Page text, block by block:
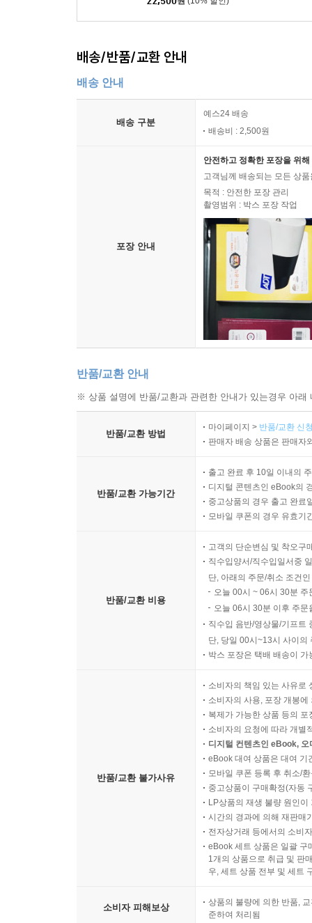
배송/반품/교환 안내
배송 안내
배송 구분
예스24 배송
배송비 : 2,500원
포장 안내
안전하고 정확한 포장을 위
고객님께 배송되는 모든 상
목적 : 안전한 포장 관리
촬영범위 : 박스 포장 작업
반품/교환 안내
※ 상품 설명에 반품/교환과 관련한 안내가 있는경우 아
반품/교환 방법
마이페이지 > 반품/교환 신
판매자 배송 상품은 판매자
반품/교환 가능기간
출고 완료 후 10일 이내의
디지털 콘텐츠인 eBook의
중고상품의 경우 출고 완료
모바일 쿠폰의 경우 유효기
반품/교환 비용
고객의 단순변심 및 착오구
직수입양서/직수입일서중
단, 아래의 주문/취소 조건
오늘 00시 ~ 06시 30분
오늘 06시 30분 이후 주
직수입 음반/영상물/기프트
단, 당일 00시~13시 사이의
박스 포장은 택배 배송이
반품/교환 불가사유
소비자의 책임 있는 사유로
소비자의 사용, 포장 개봉
복제가 가능한 상품 등의
소비자의 요청에 따라 개별
디지털 컨텐츠인 eBook,
eBook 대여 상품은 대여 기
모바일 쿠폰 등록 후 취소/
중고상품이 구매확정(자동
LP상품의 재생 불량 원인
시간의 경과에 의해 재판매
전자상거래 등에서의 소비
eBook 세트 상품은 일괄 구
1개의 상품으로 취급 및 판
우, 세트 상품 전부 및 세트
소비자 피해보상
상품의 불량에 의한 반품,
준하여 처리됨